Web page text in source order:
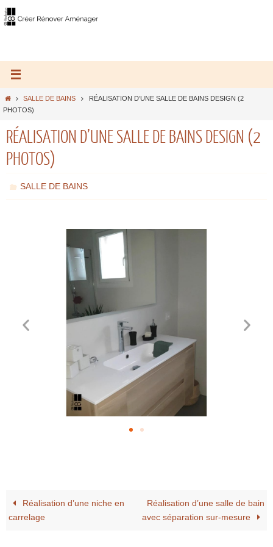
SALLE DE BAINS
RÉALISATION D’UNE SALLE DE BAINS DESIGN (2
PHOTOS)
RÉALISATION D’UNE SALLE DE BAINS DESIGN (2
PHOTOS)
SALLE DE BAINS
Réalisation d’une niche en
carrelage
Réalisation d’une salle de bain
avec séparation sur-mesure